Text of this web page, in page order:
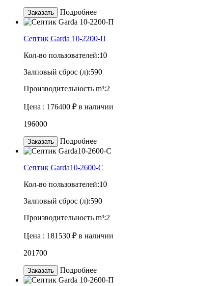
Заказать Подробнее
Септик Garda 10-2200-П
Кол-во пользователей:10
Залповый сброс (л):590
Производительность m³:2
Цена : 176400 ₽ в наличии
196000
Заказать Подробнее
Септик Garda10-2600-C
Кол-во пользователей:10
Залповый сброс (л):590
Производительность m³:2
Цена : 181530 ₽ в наличии
201700
Заказать Подробнее